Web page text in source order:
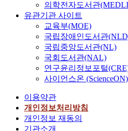
의학전자도서관
유관기관 사이트
교육부(MOE)
국립장애인도서관
국립중앙도서관(NL)
국회도서관(NAL)
연구윤리정보포털
사이언스온 (ScienceON)
이용약관
개인정보처리방침
개인정보 재동의
기관소개